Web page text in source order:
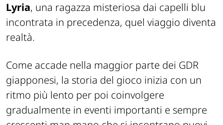
Lyria, una ragazza misteriosa dai capelli blu
incontrata in precedenza, quel viaggio diventa
realtà.
Come accade nella maggior parte dei GDR
giapponesi, la storia del gioco inizia con un
ritmo più lento per poi coinvolgere
gradualmente in eventi importanti e sempre